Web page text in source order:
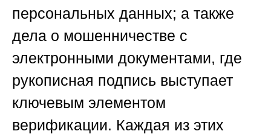
персональных данных; а также
дела о мошенничестве с
электронными документами, где
рукописная подпись выступает
ключевым элементом
верификации. Каждая из этих